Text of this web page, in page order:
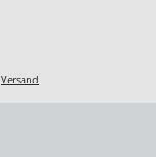
Versand